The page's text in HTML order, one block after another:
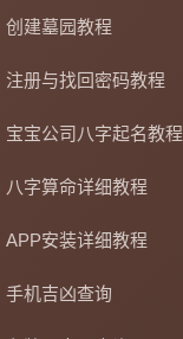
创建墓园教程
注册与找回密码教程
宝宝公司八字起名教程
八字算命详细教程
APP安装详细教程
手机吉凶查询